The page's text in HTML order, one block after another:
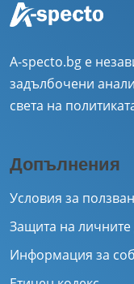
A-specto.bg е
задълбочени
света на
Допълнения
Условия за
Защита на
Информация за